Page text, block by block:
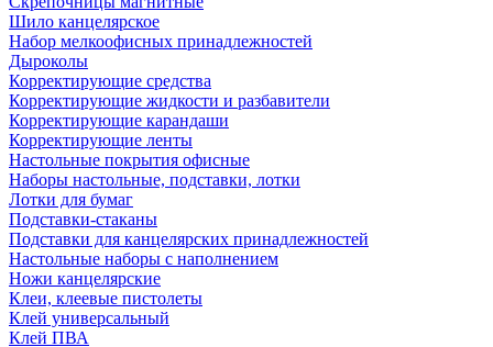
Шило канцелярское
Набор мелкоофисных принадлежностей
Дыроколы
Корректирующие средства
Корректирующие жидкости и разбавители
Корректирующие карандаши
Корректирующие ленты
Настольные покрытия офисные
Наборы настольные, подставки, лотки
Лотки для бумаг
Подставки-стаканы
Подставки для канцелярских принадлежностей
Настольные наборы с наполнением
Ножи канцелярские
Клеи, клеевые пистолеты
Клей универсальный
Клей ПВА